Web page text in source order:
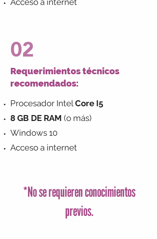
Acceso a internet
02
Requerimientos técnicos
recomendados:
Procesador IntelCore I5
8 GB DE RAM (o más)
Windows 10
Acceso a internet
*No se requieren conocimientos
previos.